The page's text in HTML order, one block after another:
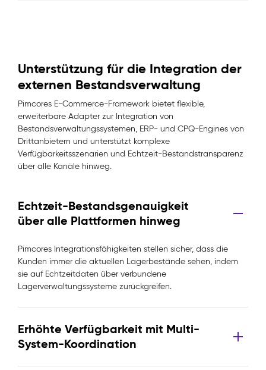
Unterstützung für die Integration der
externen Bestandsverwaltung
Pimcores E-Commerce-Framework bietet flexible,
erweiterbare Adapter zur Integration von
Bestandsverwaltungssystemen, ERP- und CPQ-Engines von
Drittanbietern und unterstützt komplexe
Verfügbarkeitsszenarien und Echtzeit-Bestandstransparenz
über alle Kanäle hinweg.
Echtzeit-Bestandsgenauigkeit
über alle Plattformen hinweg
Pimcores Integrationsfähigkeiten stellen sicher, dass die
Kunden immer die aktuellen Lagerbestände sehen, indem
sie auf Echtzeitdaten über verbundene
Lagerverwaltungssysteme zurückgreifen.
Erhöhte Verfügbarkeit mit Multi-
System-Koordination